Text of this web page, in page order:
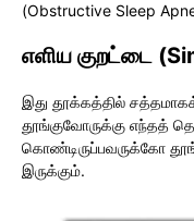
(Obstructive Sleep
எளிய குறட்டை
இது தூக்கத்தில்
தூங்குவோருக்கு எந்தத்
கொண்டிருப்பவருக்கோ
இருக்கும்.